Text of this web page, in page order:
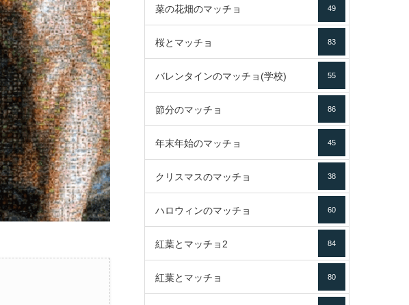
菜の花畑のマッチョ 49
桜とマッチョ 83
バレンタインのマッチョ(学校) 55
節分のマッチョ 86
年末年始のマッチョ 45
クリスマスのマッチョ 38
ハロウィンのマッチョ 60
紅葉とマッチョ2 84
紅葉とマッチョ 80